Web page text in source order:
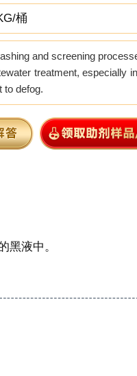
桶
and screening
treatment, especially
to defog.
黑液中。